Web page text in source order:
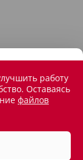
работу
Оставаясь
файлов